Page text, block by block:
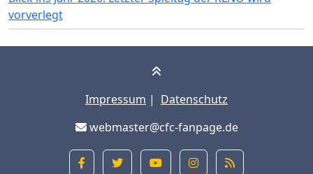
vorverlegt
Impressum | Datenschutz
webmaster@cfc-fanpage.de